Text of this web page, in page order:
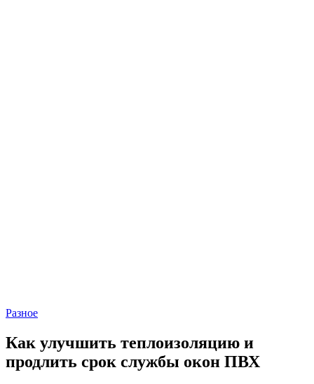
Разное
Как улучшить теплоизоляцию и
продлить срок службы окон ПВХ